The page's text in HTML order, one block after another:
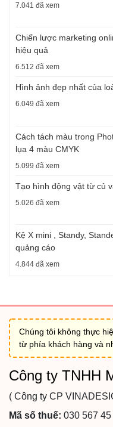
7.041 đã xem
Chiến lược marketing
hiệu quả
6.512 đã xem
Hình ảnh đẹp nhất của
6.049 đã xem
Cách tách màu trong
lụa 4 màu CMYK
5.099 đã xem
Tạo hình động vật từ củ
5.026 đã xem
Kệ X mini , Standy,
quảng cáo
4.844 đã xem
Chúng tôi không thực
từ phía khách hàng và
Công ty TNHH
( Công ty CP
Mã số thuế: 030 567 45